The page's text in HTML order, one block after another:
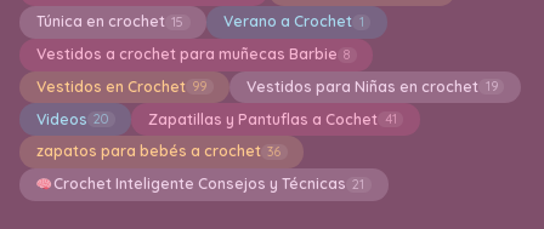
Túnica en crochet 15 Verano a Crochet 1
Vestidos a crochet para muñecas Barbie 8
Vestidos en Crochet 99 Vestidos para Niñas en crochet 19
Videos 20 Zapatillas y Pantuflas a Cochet 41
zapatos para bebés a crochet 36
Crochet Inteligente Consejos y Técnicas 21